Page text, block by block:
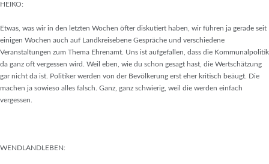
HEIKO:
Etwas, was wir in den letzten Wochen öfter diskutiert haben, wir führen ja gerade seit
einigen Wochen auch auf Landkreisebene Gespräche und verschiedene
Veranstaltungen zum Thema Ehrenamt. Uns ist aufgefallen, dass die Kommunalpolitik
da ganz oft vergessen wird. Weil eben, wie du schon gesagt hast, die Wertschätzung
gar nicht da ist. Politiker werden von der Bevölkerung erst eher kritisch beäugt. Die
machen ja sowieso alles falsch. Ganz, ganz schwierig, weil die werden einfach
vergessen.
WENDLANDLEBEN: